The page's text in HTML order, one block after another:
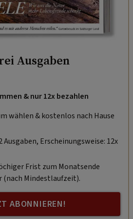
Ausgaben
& nur 12x bezahlen
wählen & kostenlos nach Hause
Erscheinungsweise: 12x
Frist zum Monatsende
Mindestlaufzeit).
ABONNIEREN!